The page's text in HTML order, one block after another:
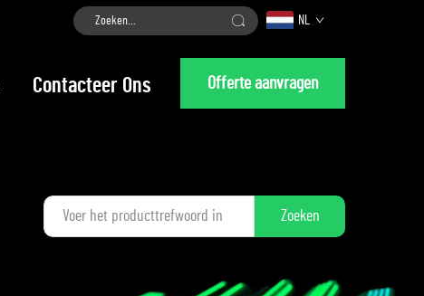
NL
Contacteer Ons Offerte aanvragen
Zoeken